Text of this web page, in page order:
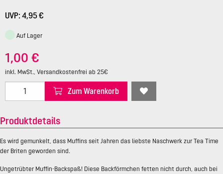
UVP: 4,95 €
Auf Lager
1,00 €
inkl. MwSt., Versandkostenfrei ab 25€
Zum Warenkorb
Produktdetails
Es wird gemunkelt, dass Muffins seit Jahren das liebste Naschwerk zur Tea Time
der Briten geworden sind.
Ungetrübter Muffin-Backspaß! Diese Backförmchen fetten nicht durch, auch bei